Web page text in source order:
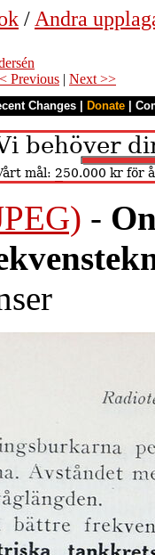
/ Andra
Previous | Next >>
Changes Donate
-